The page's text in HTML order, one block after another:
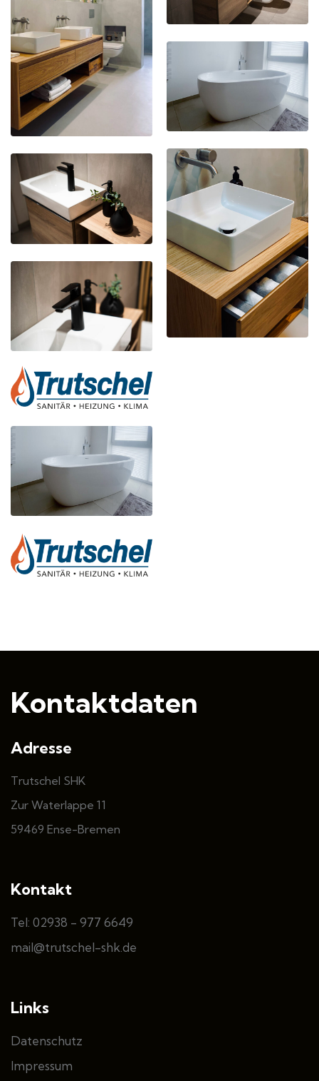
Kontaktdaten
Adresse
Trutschel SHK
Zur Waterlappe 11
59469 Ense-Bremen
Kontakt
Tel: 02938 - 977 6649
mail@trutschel-shk.de
Links
Datenschutz
Impressum